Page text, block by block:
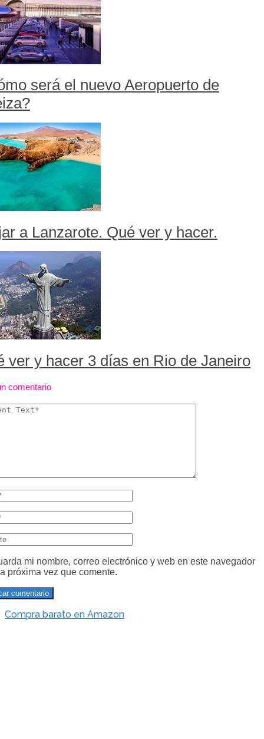
será el nuevo Aeropuerto de
a Lanzarote. Qué ver y hacer.
ver y hacer 3 días en Rio de Janeiro
comentario
mi nombre, correo electrónico y web en este navegador
próxima vez que comente.
Compra barato en Amazon